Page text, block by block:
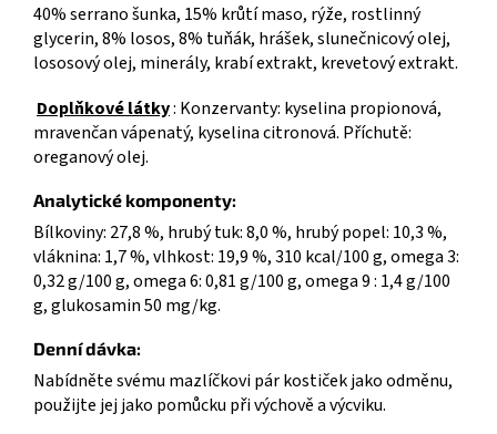
40% serrano šunka, 15% krůtí maso, rýže, rostlinný
glycerin, 8% losos, 8% tuňák, hrášek, slunečnicový olej,
lososový olej, minerály, krabí extrakt, krevetový extrakt.
Doplňkové látky: Konzervanty: kyselina propionová,
mravenčan vápenatý, kyselina citronová. Příchutě:
oreganový olej.
Analytické komponenty:
Bílkoviny: 27,8 %, hrubý tuk: 8,0 %, hrubý popel: 10,3 %,
vláknina: 1,7 %, vlhkost: 19,9 %, 310 kcal/100 g, omega 3:
0,32 g/100 g, omega 6: 0,81 g/100 g, omega 9 : 1,4 g/100
g, glukosamin 50 mg/kg.
Denní dávka:
Nabídněte svému mazlíčkovi pár kostiček jako odměnu,
použijte jej jako pomůcku při výchově a výcviku.